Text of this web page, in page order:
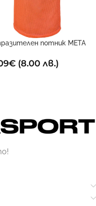
потник META
€(8.00 лв.)